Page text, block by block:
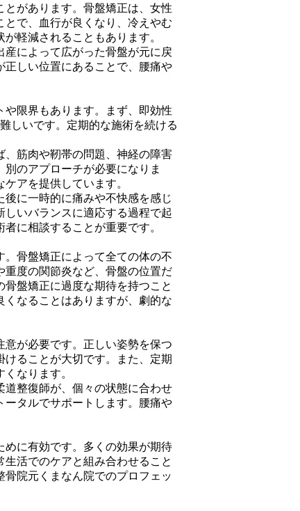
があります。骨盤矯正は、女性
で、血行が良くなり、冷えやむ
軽減されることもあります。
によって広がった骨盤が元に戻
正しい位置にあることで、腰痛や
限界もあります。まず、即効性
しいです。定期的な施術を続ける
、筋肉や靭帯の問題、神経の障害
のアプローチが必要になりま
アを提供しています。
に一時的に痛みや不快感を感じ
いバランスに適応する過程で起
に相談することが重要です。
骨盤矯正によって全ての体の不
度の関節炎など、骨盤の位置だ
盤矯正に過度な期待を持つこと
くなることはありますが、劇的な
が必要です。正しい姿勢を保つ
ることが大切です。また、定期
なります。
整復師が、個々の状態に合わせ
タルでサポートします。腰痛や
に有効です。多くの効果が期待
活でのケアと組み合わせること
院元くまなん院でのプロフェッ